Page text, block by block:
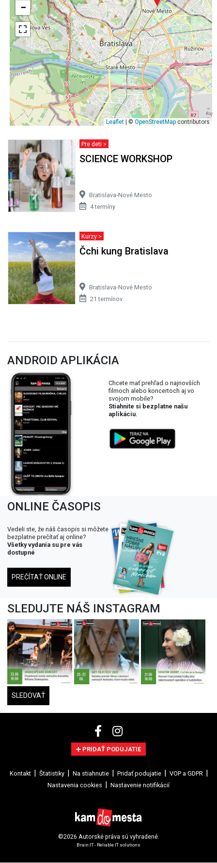
−
Leaflet | © OpenStreetMap contributors
Pre deti >
SCIENCE WORKSHOP
Bratislava-Nové Mesto
4 termíny
Kurzy >
Čchi kung Bratislava
Bratislava-Nové Mesto
21 termínov
ANDROID APLIKÁCIA
Chcete mať prehľad o najnovších
filmoch alebo koncertoch aj vo
svojom mobile?
Stiahnite si bezplatne našu
aplikáciu.
ONLINE ČASOPIS
Vedeli ste, že náš časopis si môžete
bezplatne prečítať aj online?
Všetky vydania su pre vás
dostupné
PREČÍTAŤ ONLINE
SLEDUJTE NÁŠ INSTAGRAM
SLEDOVAŤ
PRIDAŤ PODUJATIE
Kontakt Štatistiky Na stiahnutie Pridať podujatie
VOP a GDPR
Nastavenia cookies
Nastavenie notifikácií
©2026 Autorské práva sú vyhradené.
Brain:IT - Reliable IT solutions